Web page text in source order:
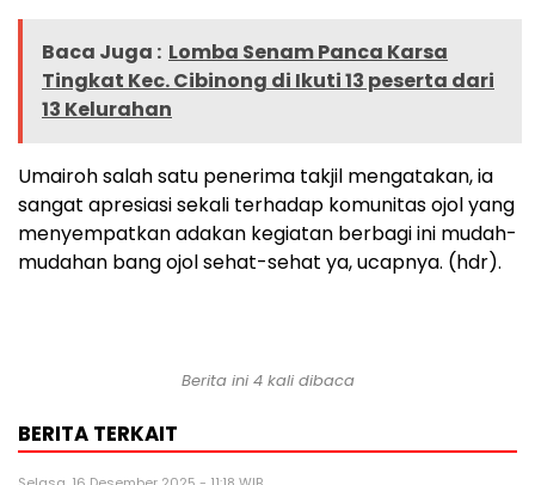
Baca Juga : Lomba Senam Panca Karsa
Tingkat Kec. Cibinong di Ikuti 13 peserta dari
13 Kelurahan
Umairoh salah satu penerima takjil mengatakan, ia
sangat apresiasi sekali terhadap komunitas ojol yang
menyempatkan adakan kegiatan berbagi ini mudah-
mudahan bang ojol sehat-sehat ya, ucapnya. (hdr).
Berita ini 4 kali dibaca
BERITA TERKAIT